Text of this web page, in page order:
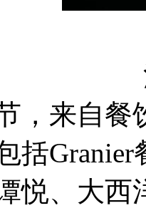
，来自餐
括Granier
悦、大西